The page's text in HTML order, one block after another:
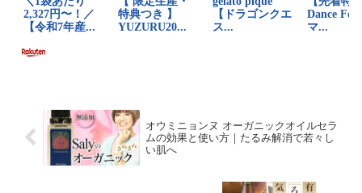
オウミニョンヌ オーガニックオイルセラ
ムの効果と使い方｜たるみ解消で若々し
い肌へ